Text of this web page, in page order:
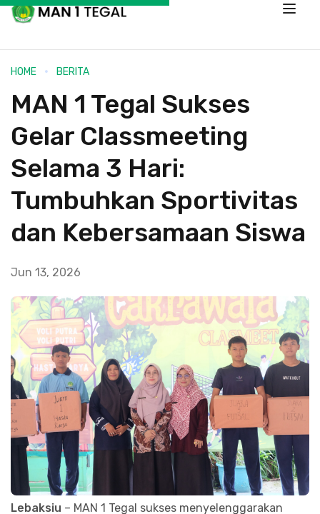
HOME BERITA
MAN 1 Tegal Sukses
Gelar Classmeeting
Selama 3 Hari:
Tumbuhkan Sportivitas
dan Kebersamaan Siswa
Jun 13, 2026
Lebaksiu – MAN 1 Tegal sukses menyelenggarakan